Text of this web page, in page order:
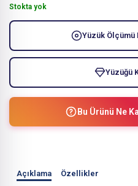
Stokta yok
Yüzük
Yüzüğü
Bu Ürünü Ne
Açıklama
Özellikler